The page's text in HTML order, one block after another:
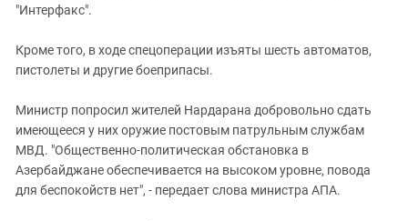
"Интерфакс".
Кроме того, в ходе спецоперации изъяты шесть автоматов,
пистолеты и другие боеприпасы.
Министр попросил жителей Нардарана добровольно сдать
имеющееся у них оружие постовым патрульным службам
МВД. "Общественно-политическая обстановка в
Азербайджане обеспечивается на высоком уровне, повода
для беспокойств нет", - передает слова министра АПА.